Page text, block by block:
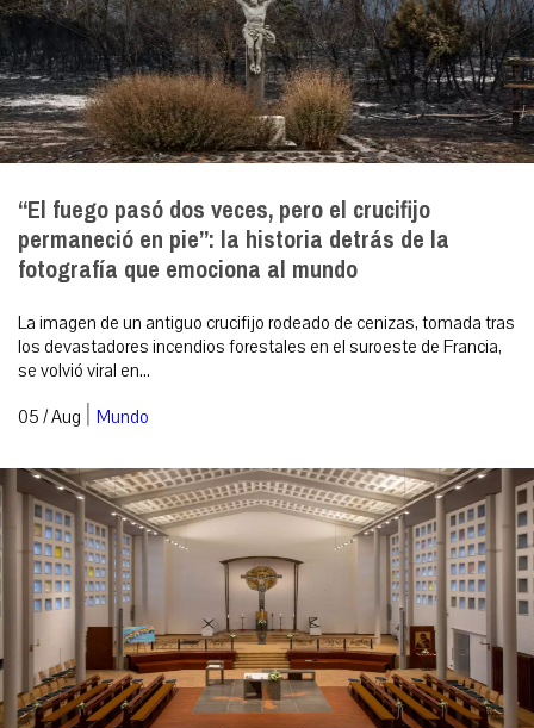
“El fuego pasó dos veces, pero el crucifijo
permaneció en pie”: la historia detrás de la
fotografía que emociona al mundo
La imagen de un antiguo crucifijo rodeado de cenizas, tomada tras
los devastadores incendios forestales en el suroeste de Francia,
se volvió viral en...
05 / Aug | Mundo